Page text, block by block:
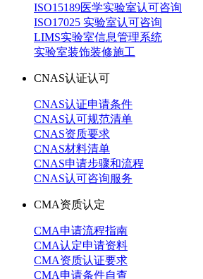
ISO15189医学实验室认可咨询
ISO17025 实验室认可咨询
LIMS实验室信息管理系统
实验室装饰装修施工
CNAS认证认可
CNAS认证申请条件
CNAS认可规范清单
CNAS资质要求
CNAS材料清单
CNAS申请步骤和流程
CNAS认可咨询服务
CMA资质认定
CMA申请流程指南
CMA认定申请资料
CMA资质认证要求
CMA申请条件自查